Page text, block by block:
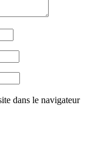
dans le navigateur